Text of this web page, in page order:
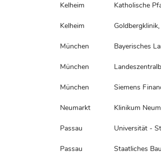
Kelheim Katholische
Kelheim
München Bayerisches
München
München Siemens
Neumarkt Klinikum
Passau Universität -
Passau Staatliches